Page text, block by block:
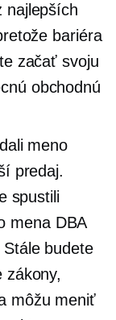
najlepších
bariéra
začať svoju
obchodnú
meno
predaj.
spustili
mena DBA
budete
zákony,
môžu meniť